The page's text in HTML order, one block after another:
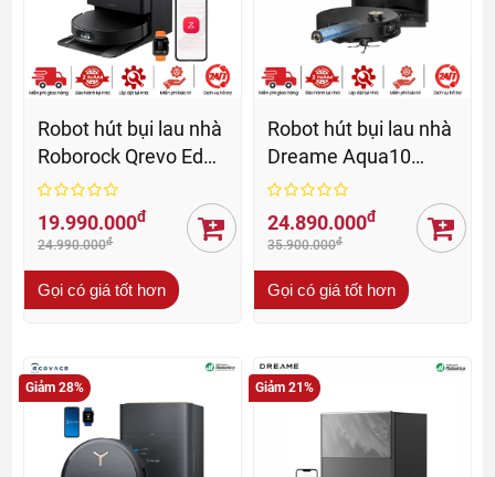
Robot hút bụi lau nhà
Roborock Qrevo Edge
2 - BH 24 Th
19.990.000đ
24.990.000đ
Gọi có giá tốt hơn
Robot hút bụi lau nhà
Dreame Aqua10
Roller - BH 24Th
24.890.000đ
35.900.000đ
Gọi có giá tốt hơn
Giảm 28% Giảm 21%